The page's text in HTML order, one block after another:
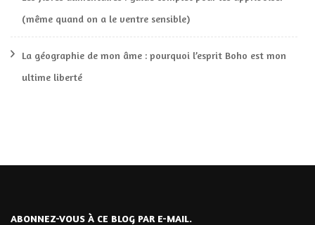
(même quand on a le ventre sensible)
La géographie de mon âme : pourquoi l’esprit Boho est mon
ultime liberté
ABONNEZ-VOUS À CE BLOG PAR E-MAIL.